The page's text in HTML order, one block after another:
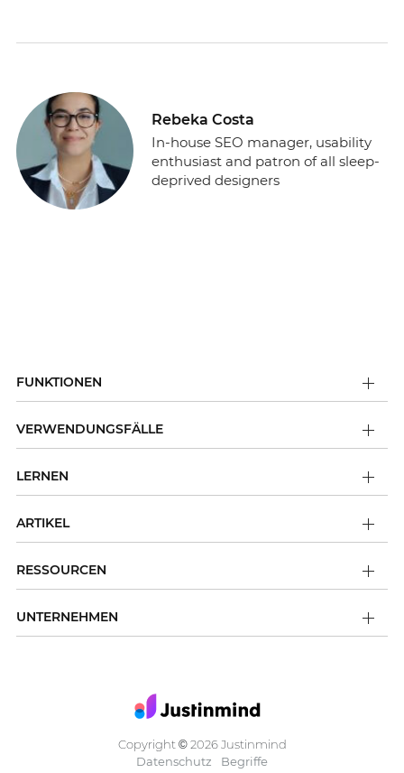
Rebeka Costa
In-house SEO manager, usability
enthusiast and patron of all sleep-
deprived designers
FUNKTIONEN
VERWENDUNGSFÄLLE
LERNEN
ARTIKEL
RESSOURCEN
UNTERNEHMEN
Copyright ©2026 Justinmind
Datenschutz
Begriffe